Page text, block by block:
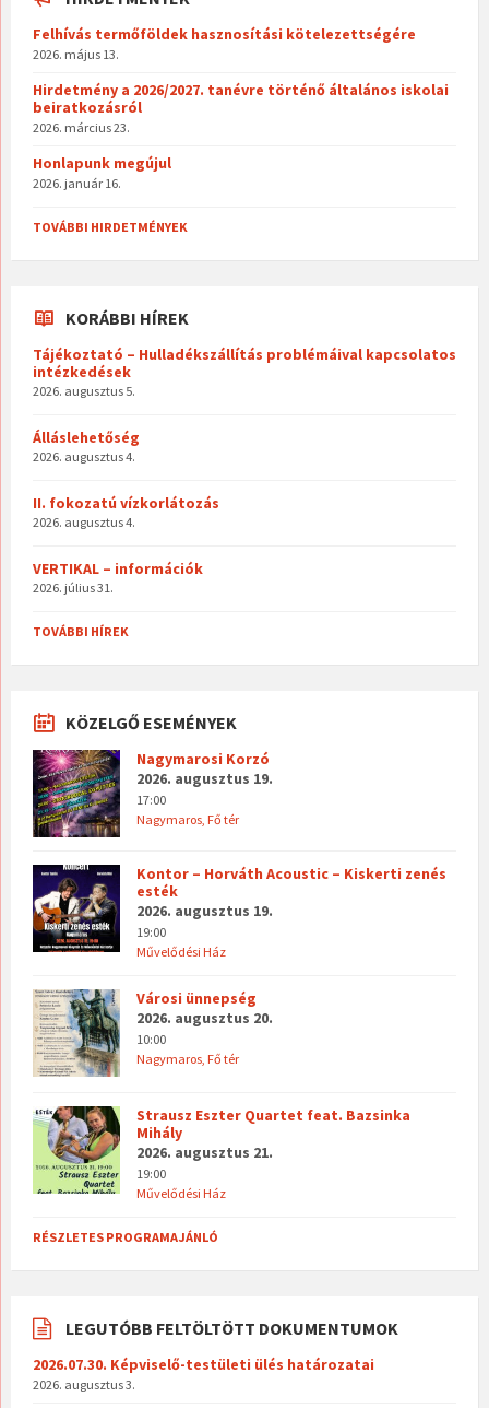
Felhívás termőföldek hasznosítási kötelezettségére
2026. május 13.
Hirdetmény a 2026/2027. tanévre történő általános iskolai
beiratkozásról
2026. március 23.
Honlapunk megújul
2026. január 16.
TOVÁBBI HIRDETMÉNYEK
KORÁBBI HÍREK
Tájékoztató – Hulladékszállítás problémáival kapcsolatos
intézkedések
2026. augusztus 5.
Álláslehetőség
2026. augusztus 4.
II. fokozatú vízkorlátozás
2026. augusztus 4.
VERTIKAL – információk
2026. július 31.
TOVÁBBI HÍREK
KÖZELGŐ ESEMÉNYEK
Nagymarosi Korzó
2026. augusztus 19.
17:00
Nagymaros, Fő tér
Kontor – Horváth Acoustic – Kiskerti zenés
esték
2026. augusztus 19.
19:00
Művelődési Ház
Városi ünnepség
2026. augusztus 20.
10:00
Nagymaros, Fő tér
Strausz Eszter Quartet feat. Bazsinka
Mihály
2026. augusztus 21.
19:00
Művelődési Ház
RÉSZLETES PROGRAMAJÁNLÓ
LEGUTÓBB FELTÖLTÖTT DOKUMENTUMOK
2026.07.30. Képviselő-testületi ülés határozatai
2026. augusztus 3.